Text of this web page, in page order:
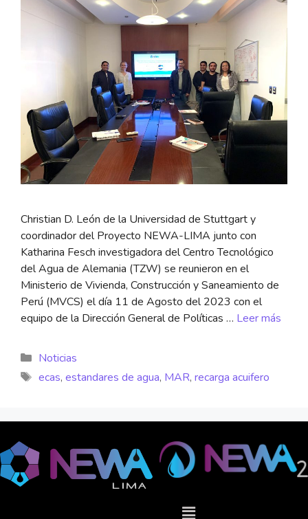
Christian D. León de la Universidad de Stuttgart y
coordinador del Proyecto NEWA-LIMA junto con
Katharina Fesch investigadora del Centro Tecnológico
del Agua de Alemania (TZW) se reunieron en el
Ministerio de Vivienda, Construcción y Saneamiento de
Perú (MVCS) el día 11 de Agosto del 2023 con el
equipo de la Dirección General de Políticas … Leer más
Noticias
ecas, estandares de agua, MAR, recarga acuifero